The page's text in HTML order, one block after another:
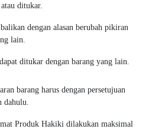
ditukar.
dengan alasan berubah pikiran
lain.
ditukar dengan barang yang lain.
barang harus dengan persetujuan
Produk Hakiki dilakukan maksimal